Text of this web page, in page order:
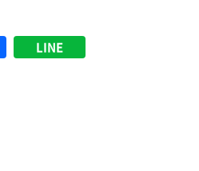
LINE